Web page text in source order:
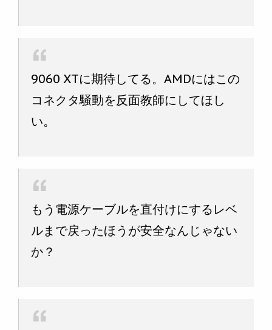
9060 XTに期待してる。AMDにはこの
コネクタ騒動を反面教師にしてほし
い。
もう電源ケーブルを直付けにするレベ
ルまで戻ったほうが安全なんじゃない
か？